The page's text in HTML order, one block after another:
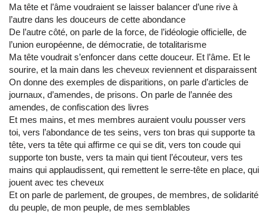
Ma tête et l’âme voudraient se laisser balancer d’une rive à
l’autre dans les douceurs de cette abondance
De l’autre côté, on parle de la force, de l’idéologie officielle, de
l’union européenne, de démocratie, de totalitarisme
Ma tête voudrait s’enfoncer dans cette douceur. Et l’âme. Et le
sourire, et la main dans les cheveux reviennent et disparaissent
On donne des exemples de disparitions, on parle d’articles de
journaux, d’amendes, de prisons. On parle de l’année des
amendes, de confiscation des livres
Et mes mains, et mes membres auraient voulu pousser vers
toi, vers l’abondance de tes seins, vers ton bras qui supporte ta
tête, vers ta tête qui affirme ce qui se dit, vers ton coude qui
supporte ton buste, vers ta main qui tient l’écouteur, vers tes
mains qui applaudissent, qui remettent le serre-tête en place, qui
jouent avec tes cheveux
Et on parle de parlement, de groupes, de membres, de solidarité
du peuple, de mon peuple, de mes semblables